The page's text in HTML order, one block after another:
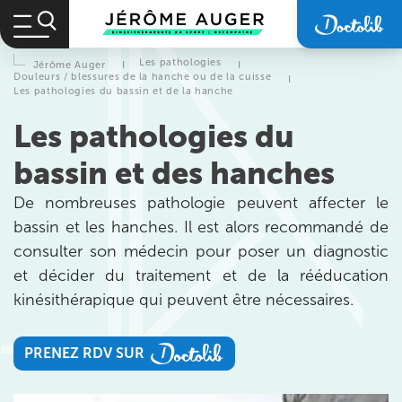
Jérôme Auger I Les pathologies
I
Douleurs / blessures de la hanche ou de la cuisse
I
Les pathologies du bassin et de la hanche
Les pathologies du
bassin et des hanches
De nombreuses pathologie peuvent affecter le
bassin et les hanches. Il est alors recommandé de
consulter son médecin pour poser un diagnostic
et décider du traitement et de la rééducation
kinésithérapique qui peuvent être nécessaires.
PRENEZ RDV SUR
PRENEZ RDV SUR
avec les équipes
de Jérôme Auger